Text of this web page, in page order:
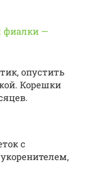
фиалки —
опустить
Корешки
с